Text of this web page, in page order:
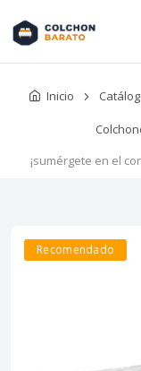
Inicio
¡sumérgete en el
Recomendado